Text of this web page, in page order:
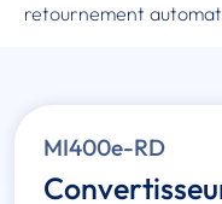
retournement
MI400e-RD